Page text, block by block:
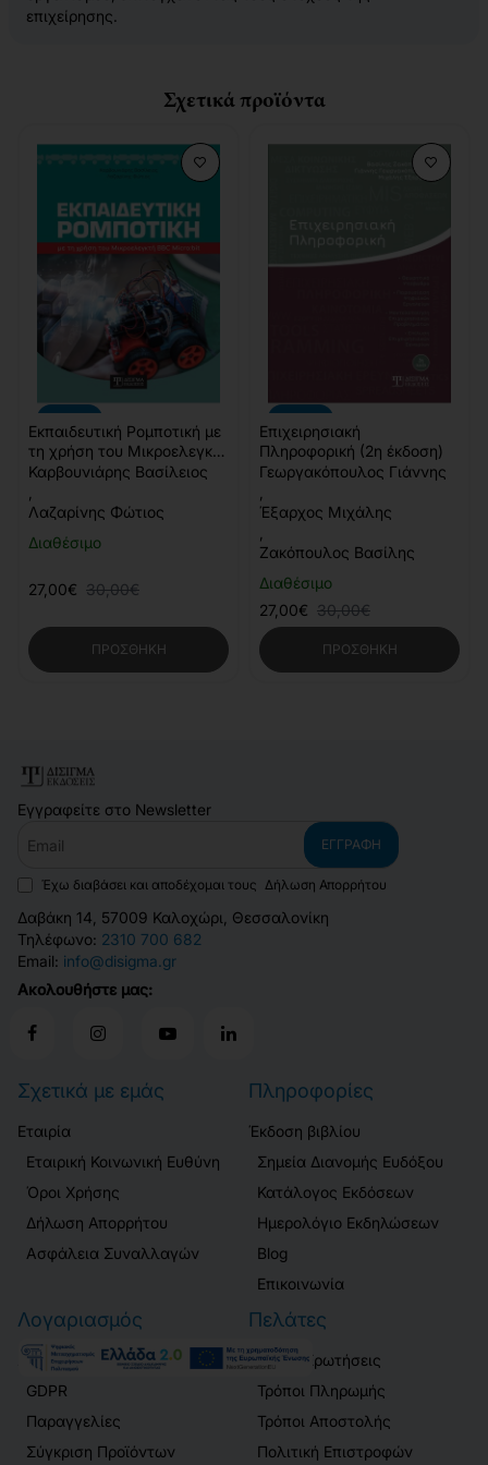
επιχείρησης.
Σχετικά προϊόντα
Διαθέσιμο
Εκπαιδευτική Ρομποτική με
τη χρήση του Μικροελεγκτή
BBC Micro:bit
Καρβουνιάρης Βασίλειος
Λαζαρίνης Φώτιος
27,00€ 30,00€
ΠΡΟΣΘΉΚΗ
Διαθέσιμο
Επιχειρησιακή
Πληροφορική (2η έκδοση)
Γεωργακόπουλος Γιάννης
Έξαρχος Μιχάλης
Ζακόπουλος Βασίλης
27,00€ 30,00€
ΠΡΟΣΘΉΚΗ
Εγγραφείτε στο Newsletter
ΕΓΓΡΑΦΉ
Έχω διαβάσει και αποδέχομαι τους Δήλωση Απορρήτου
Δαβάκη 14, 57009 Καλοχώρι, Θεσσαλονίκη
Τηλέφωνο: 2310 700 682
Email: info@disigma.gr
Ακολουθήστε μας:
Σχετικά με εμάς
Εταιρία
Εταιρική Κοινωνική Ευθύνη
Όροι Χρήσης
Δήλωση Απορρήτου
Ασφάλεια Συναλλαγών
Πληροφορίες
Έκδοση βιβλίου
Σημεία Διανομής Ευδόξου
Κατάλογος Εκδόσεων
Ημερολόγιο Εκδηλώσεων
Blog
Επικοινωνία
Λογαριασμός
Σύνδεση / Εγγραφή
GDPR
Παραγγελίες
Σύγκριση Προϊόντων
Πελάτες
Συχνές Ερωτήσεις
Τρόποι Πληρωμής
Τρόποι Αποστολής
Πολιτική Επιστροφών